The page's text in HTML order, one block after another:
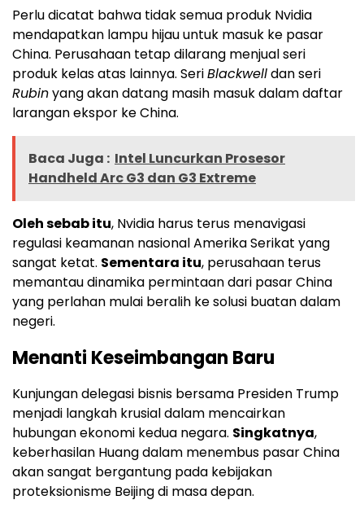
Perlu dicatat bahwa tidak semua produk Nvidia
mendapatkan lampu hijau untuk masuk ke pasar
China. Perusahaan tetap dilarang menjual seri
produk kelas atas lainnya. SeriBlackwelldan seri
Rubinyang akan datang masih masuk dalam daftar
larangan ekspor ke China.
Baca Juga : Intel Luncurkan Prosesor
Handheld Arc G3 dan G3 Extreme
Oleh sebab itu, Nvidia harus terus menavigasi
regulasi keamanan nasional Amerika Serikat yang
sangat ketat. Sementara itu, perusahaan terus
memantau dinamika permintaan dari pasar China
yang perlahan mulai beralih ke solusi buatan dalam
negeri.
Menanti Keseimbangan Baru
Kunjungan delegasi bisnis bersama Presiden Trump
menjadi langkah krusial dalam mencairkan
hubungan ekonomi kedua negara. Singkatnya,
keberhasilan Huang dalam menembus pasar China
akan sangat bergantung pada kebijakan
proteksionisme Beijing di masa depan.